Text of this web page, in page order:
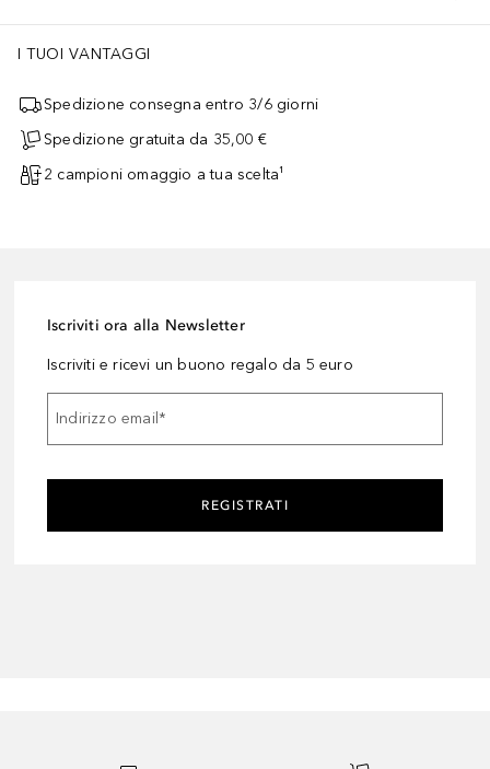
I TUOI VANTAGGI
Spedizione consegna entro 3/6 giorni
Spedizione gratuita da 35,00 €
2 campioni omaggio a tua scelta¹
Iscriviti ora alla Newsletter
Iscriviti e ricevi un buono regalo da 5 euro
Indirizzo email*
REGISTRATI